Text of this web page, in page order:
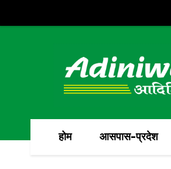
होम आसपास-प्रदेश